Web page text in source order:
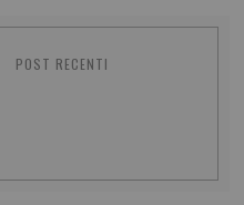
POST RECENTI